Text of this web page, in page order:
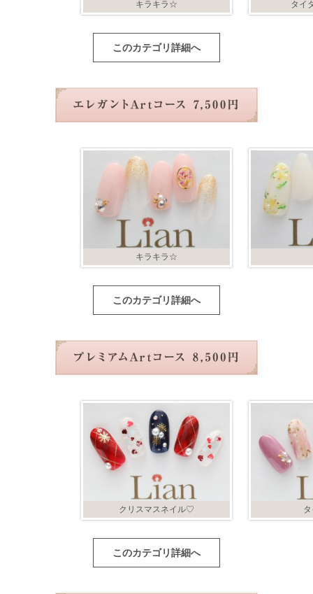
キラキラ☆ タイ
このカテゴリ詳細へ
キラキラ☆
このカテゴリ詳細へ
クリスマスネイル♡
このカテゴリ詳細へ